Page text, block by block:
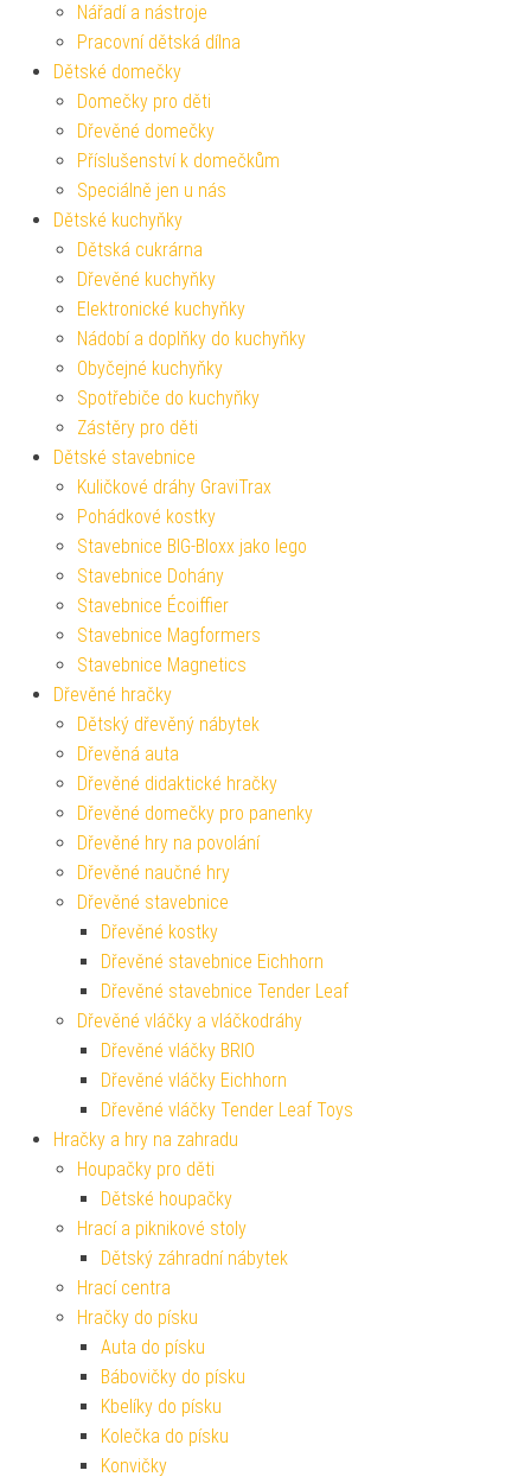
Nářadí a nástroje
Pracovní dětská dílna
Dětské domečky
Domečky pro děti
Dřevěné domečky
Příslušenství k domečkům
Speciálně jen u nás
Dětské kuchyňky
Dětská cukrárna
Dřevěné kuchyňky
Elektronické kuchyňky
Nádobí a doplňky do kuchyňky
Obyčejné kuchyňky
Spotřebiče do kuchyňky
Zástěry pro děti
Dětské stavebnice
Kuličkové dráhy GraviTrax
Pohádkové kostky
Stavebnice BIG-Bloxx jako lego
Stavebnice Dohány
Stavebnice Écoiffier
Stavebnice Magformers
Stavebnice Magnetics
Dřevěné hračky
Dětský dřevěný nábytek
Dřevěná auta
Dřevěné didaktické hračky
Dřevěné domečky pro panenky
Dřevěné hry na povolání
Dřevěné naučné hry
Dřevěné stavebnice
Dřevěné kostky
Dřevěné stavebnice Eichhorn
Dřevěné stavebnice Tender Leaf
Dřevěné vláčky a vláčkodráhy
Dřevěné vláčky BRIO
Dřevěné vláčky Eichhorn
Dřevěné vláčky Tender Leaf Toys
Hračky a hry na zahradu
Houpačky pro děti
Dětské houpačky
Hrací a piknikové stoly
Dětský záhradní nábytek
Hrací centra
Hračky do písku
Auta do písku
Bábovičky do písku
Kbelíky do písku
Kolečka do písku
Konvičky